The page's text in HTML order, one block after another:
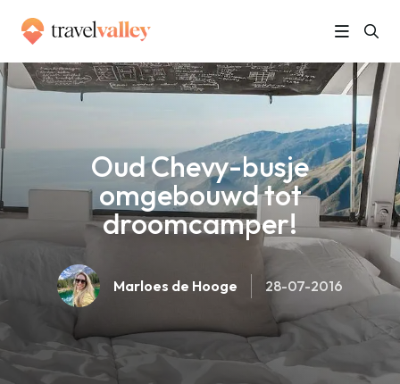
Home » Oud Chevy-busje omgebouwd tot droomcamper!
Oud Chevy-busje
omgebouwd tot
droomcamper!
Marloes de Hooge 28-07-2016